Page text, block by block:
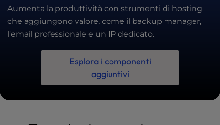
Aumenta la produttività con strumenti di hosting
che aggiungono valore, come il backup manager,
l'email professionale e un IP dedicato.
Esplora i componenti
aggiuntivi